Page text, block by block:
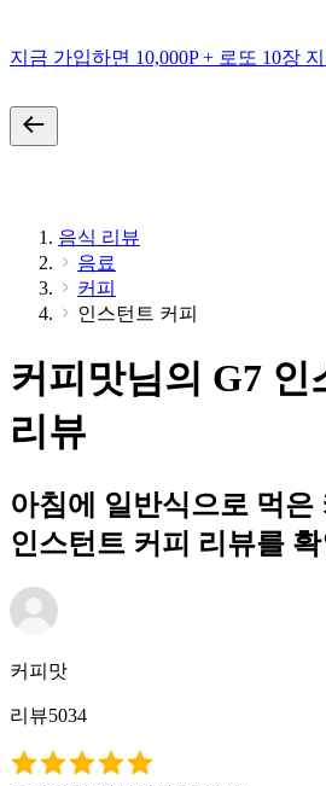
지금 가입하면 10,000P + 로또 10장
음식 리뷰
음료
커피
인스턴트 커피
커피맛님의 G7 인
리뷰
아침에 일반식으로 먹은
인스턴트 커피 리뷰를
커피맛
리뷰5034